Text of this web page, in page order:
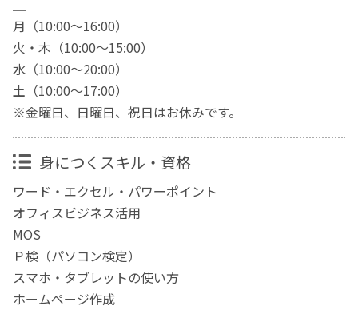
月（10:00～16:00）
火・木（10:00〜15:00）
水（10:00〜20:00）
土（10:00〜17:00）
※金曜日、日曜日、祝日はお休みです。
身につくスキル・資格
ワード・エクセル・パワーポイント
オフィスビジネス活用
MOS
Ｐ検（パソコン検定）
スマホ・タブレットの使い方
ホームページ作成